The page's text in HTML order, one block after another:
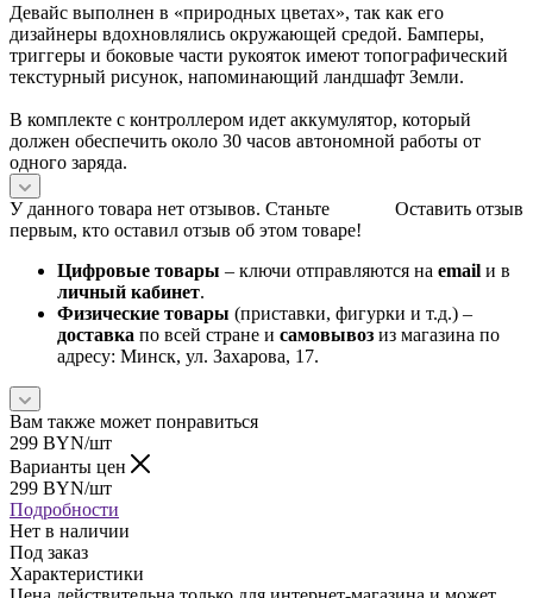
Девайс выполнен в «природных цветах», так как его
дизайнеры вдохновлялись окружающей средой. Бамперы,
триггеры и боковые части рукояток имеют топографический
текстурный рисунок, напоминающий ландшафт Земли.
В комплекте с контроллером идет аккумулятор, который
должен обеспечить около 30 часов автономной работы от
одного заряда.
Оставить отзыв
У данного товара нет отзывов. Станьте
первым, кто оставил отзыв об этом товаре!
Цифровые товары – ключи отправляются на email и в
личный кабинет.
Физические товары (приставки, фигурки и т.д.) –
доставка по всей стране и самовывоз из магазина по
адресу: Минск, ул. Захарова, 17.
Вам также может понравиться
299 BYN/шт
Варианты цен
299 BYN/шт
Подробности
Нет в наличии
Под заказ
Характеристики